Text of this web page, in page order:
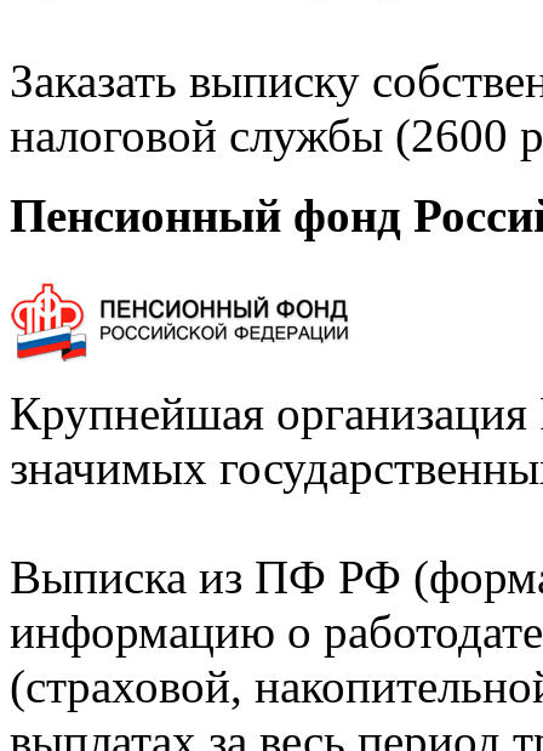
Заказать выписку
налоговой службы (2600
Пенсионный фонд
Крупнейшая
значимых
Выписка из ПФ РФ
информацию о
(страховой,
выплатах за весь период